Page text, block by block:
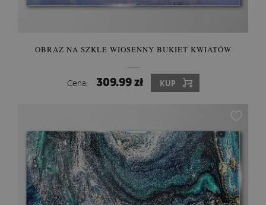
OBRAZ NA SZKLE WIOSENNY BUKIET KWIATÓW
Cena: 309.99 zł KUP